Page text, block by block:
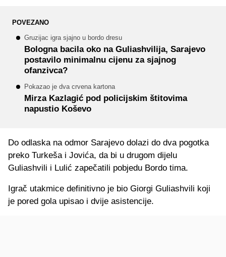
POVEZANO
Gruzijac igra sjajno u bordo dresu
Bologna bacila oko na Guliashvilija, Sarajevo
postavilo minimalnu cijenu za sjajnog
ofanzivca?
Pokazao je dva crvena kartona
Mirza Kazlagić pod policijskim štitovima
napustio Koševo
Do odlaska na odmor Sarajevo dolazi do dva pogotka
preko Turkeša i Jovića, da bi u drugom dijelu
Guliashvili i Lulić zapečatili pobjedu Bordo tima.
Igrač utakmice definitivno je bio Giorgi Guliashvili koji
je pored gola upisao i dvije asistencije.